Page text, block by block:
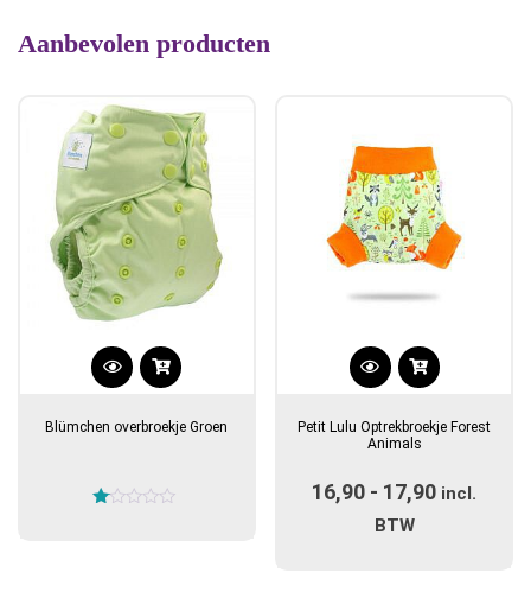
Aanbevolen producten
Blümchen overbroekje Groen
Dit
heeft
variaties.
Deze
Petit Lulu Optrekbroekje Forest
Animals
16,90 - 17,90 incl.
BTW